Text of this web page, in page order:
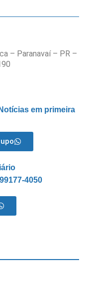
– Paranavaí – PR –
em primeira
4050